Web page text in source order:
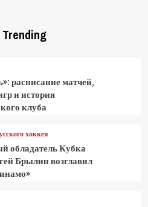
расписание матчей,
и история
клуба
хоккея
обладатель Кубка
Брылин возглавил